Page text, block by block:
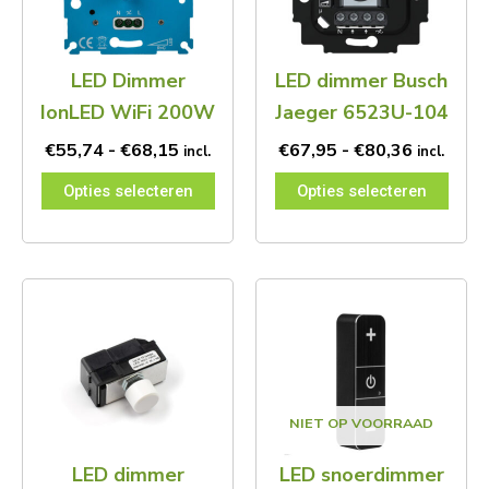
LED Dimmer
IonLED WiFi 200W
€55,74 - €68,15 incl.
Opties selecteren
Deze
optie
kan
gekozen
worden
op
de
productpagina
LED dimmer Busch
Jaeger 6523U-104
€67,95 - €80,36 incl.
Opties selecteren
Deze
optie
kan
gekozen
worden
op
de
productpagina
LED dimmer
Prijsklasse:
heeft
meerdere
variaties.
Deze
gekozen
NIET OP VOORRAAD
LED snoerdimmer